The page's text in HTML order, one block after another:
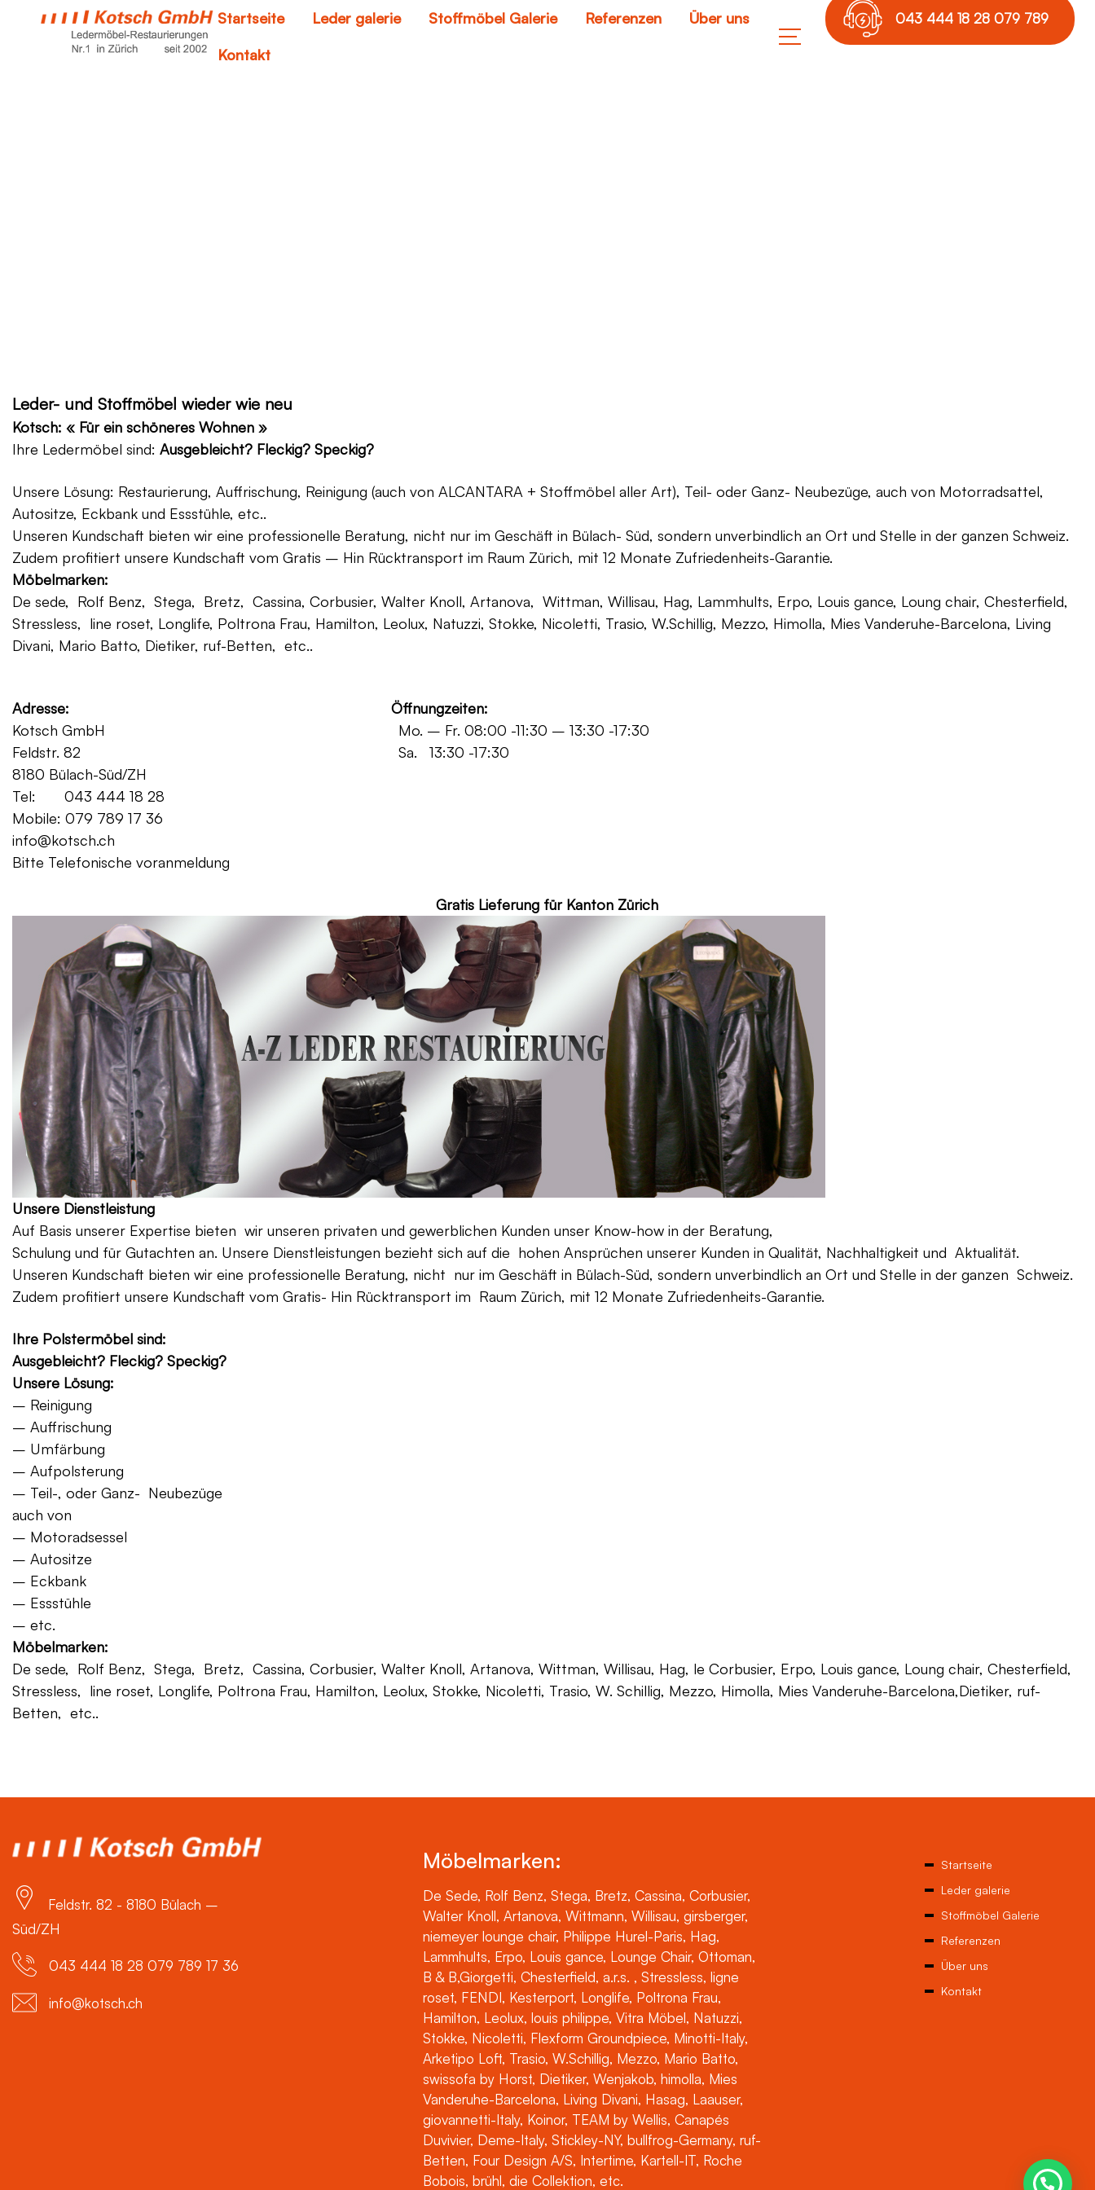
Startseite Leder galerie Stoffmöbel Galerie Referenzen Über uns
Kontakt
043 444 18 28 079 789
Leder- und Stoffmöbel wieder wie neu
Kotsch: « Für ein schöneres Wohnen »
Ihre Ledermöbel sind: Ausgebleicht? Fleckig? Speckig?
Unsere Lösung: Restaurierung, Auffrischung, Reinigung (auch von ALCANTARA + Stoffmöbel aller Art), Teil- oder Ganz- Neubezüge, auch von Motorradsattel,
Autositze, Eckbank und Essstühle, etc..
Unseren Kundschaft bieten wir eine professionelle Beratung, nicht nur im Geschäft in Bülach- Süd, sondern unverbindlich an Ort und Stelle in der ganzen Schweiz.
Zudem profitiert unsere Kundschaft vom Gratis – Hin Rücktransport im Raum Zürich, mit 12 Monate Zufriedenheits-Garantie.
Möbelmarken:
De sede, Rolf Benz, Stega, Bretz, Cassina, Corbusier, Walter Knoll, Artanova, Wittman, Willisau, Hag, Lammhults, Erpo, Louis gance, Loung chair, Chesterfield,
Stressless, line roset, Longlife, Poltrona Frau, Hamilton, Leolux, Natuzzi, Stokke, Nicoletti, Trasio, W.Schillig, Mezzo, Himolla, Mies Vanderuhe-Barcelona, Living
Divani, Mario Batto, Dietiker, ruf-Betten, etc..
Adresse:
Öffnungzeiten:
Kotsch GmbH Mo. – Fr. 08:00 -11:30 – 13:30 -17:30
Feldstr. 82 Sa. 13:30 -17:30
8180 Bülach-Süd/ZH
Tel: 043 444 18 28
Mobile: 079 789 17 36
info@kotsch.ch
Bitte Telefonische voranmeldung
Gratis Lieferung für Kanton Zürich
Unsere Dienstleistung
Auf Basis unserer Expertise bieten wir unseren privaten und gewerblichen Kunden unser Know-how in der Beratung,
Schulung und für Gutachten an. Unsere Dienstleistungen bezieht sich auf die hohen Ansprüchen unserer Kunden in Qualität, Nachhaltigkeit und Aktualität.
Unseren Kundschaft bieten wir eine professionelle Beratung, nicht nur im Geschäft in Bülach-Süd, sondern unverbindlich an Ort und Stelle in der ganzen Schweiz.
Zudem profitiert unsere Kundschaft vom Gratis- Hin Rücktransport im Raum Zürich, mit 12 Monate Zufriedenheits-Garantie.
Ihre Polstermöbel sind:
Ausgebleicht? Fleckig? Speckig?
Unsere Lösung:
– Reinigung
– Auffrischung
– Umfärbung
– Aufpolsterung
– Teil-, oder Ganz- Neubezüge
auch von
– Motoradsessel
– Autositze
– Eckbank
– Essstühle
– etc.
Möbelmarken:
De sede, Rolf Benz, Stega, Bretz, Cassina, Corbusier, Walter Knoll, Artanova, Wittman, Willisau, Hag, le Corbusier, Erpo, Louis gance, Loung chair, Chesterfield,
Stressless, line roset, Longlife, Poltrona Frau, Hamilton, Leolux, Stokke, Nicoletti, Trasio, W. Schillig, Mezzo, Himolla, Mies Vanderuhe-Barcelona,Dietiker, ruf-
Betten, etc..
Feldstr. 82 - 8180 Bülach –
Süd/ZH
043 444 18 28 079 789 17 36
info@kotsch.ch
Möbelmarken:
De Sede, Rolf Benz, Stega, Bretz, Cassina, Corbusier,
Walter Knoll, Artanova, Wittmann, Willisau, girsberger,
niemeyer lounge chair, Philippe Hurel-Paris, Hag,
Lammhults, Erpo, Louis gance, Lounge Chair, Ottoman,
B & B,Giorgetti, Chesterfield, a.r.s. , Stressless, ligne
roset, FENDI, Kesterport, Longlife, Poltrona Frau,
Hamilton, Leolux, louis philippe, Vitra Möbel, Natuzzi,
Stokke, Nicoletti, Flexform Groundpiece, Minotti-Italy,
Arketipo Loft, Trasio, W.Schillig, Mezzo, Mario Batto,
swissofa by Horst, Dietiker, Wenjakob, himolla, Mies
Vanderuhe-Barcelona, Living Divani, Hasag, Laauser,
giovannetti-Italy, Koinor, TEAM by Wellis, Canapés
Duvivier, Deme-Italy, Stickley-NY, bullfrog-Germany, ruf-
Betten, Four Design A/S, Intertime, Kartell-IT, Roche
Bobois, brühl, die Collektion, etc.
Startseite
Leder galerie
Stoffmöbel Galerie
Referenzen
Über uns
Kontakt